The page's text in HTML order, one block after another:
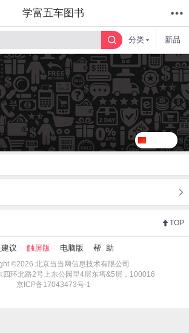
学富五车图书
值得买 购物车
分类 新品
TOP
议 触屏版 电脑版 帮 助
©2026 北京当当网信息技术有限公司
四环北路2号上东公园里4层东塔&5层，100016
京ICP备17043473号-1